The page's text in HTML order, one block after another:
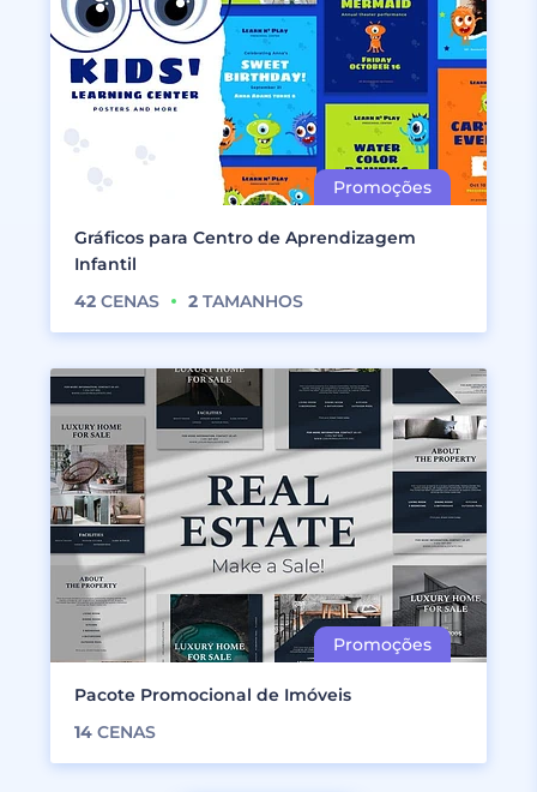
Gráficos para Centro de Aprendizagem
Infantil
42 CENAS 2 TAMANHOS
Pacote Promocional de Imóveis
14 CENAS